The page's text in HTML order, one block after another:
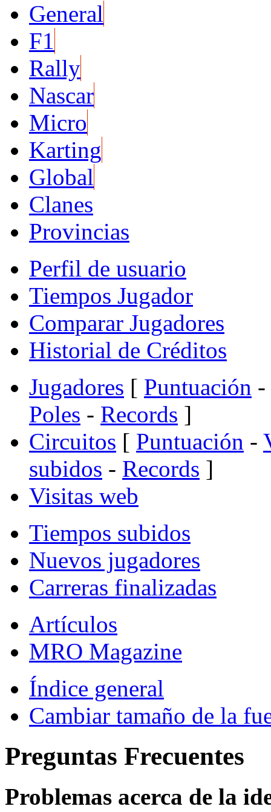
General
F1
Rally
Nascar
Micro
Karting
Global
Clanes
Provincias
Perfil de usuario
Tiempos Jugador
Comparar Jugadores
Historial de Créditos
Jugadores [ Puntuación -
Poles - Records ]
Circuitos [ Puntuación -
subidos - Records ]
Visitas web
Tiempos subidos
Nuevos jugadores
Carreras finalizadas
Artículos
MRO Magazine
Índice general
Cambiar tamaño de la
Preguntas Frecuentes
Problemas acerca de la